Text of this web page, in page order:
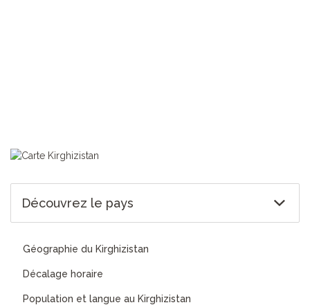
Découvrez le pays
Géographie du Kirghizistan
Décalage horaire
Population et langue au Kirghizistan